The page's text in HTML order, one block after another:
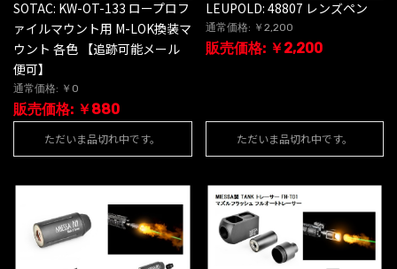
SOTAC: KW-OT-133 ロープロフ
ァイルマウント用 M-LOK換装マ
ウント 各色 【追跡可能メール
便可】
通常価格: ￥0
販売価格: ￥880
ただいま品切れ中です。
LEUPOLD: 48807 レンズペン
通常価格: ￥2,200
販売価格: ￥2,200
ただいま品切れ中です。